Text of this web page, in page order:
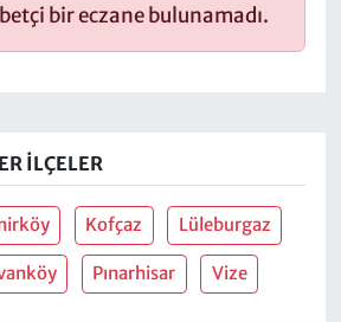
bir eczane bulunamadı.
İLÇELER
Kofçaz Lüleburgaz
Pınarhisar Vize